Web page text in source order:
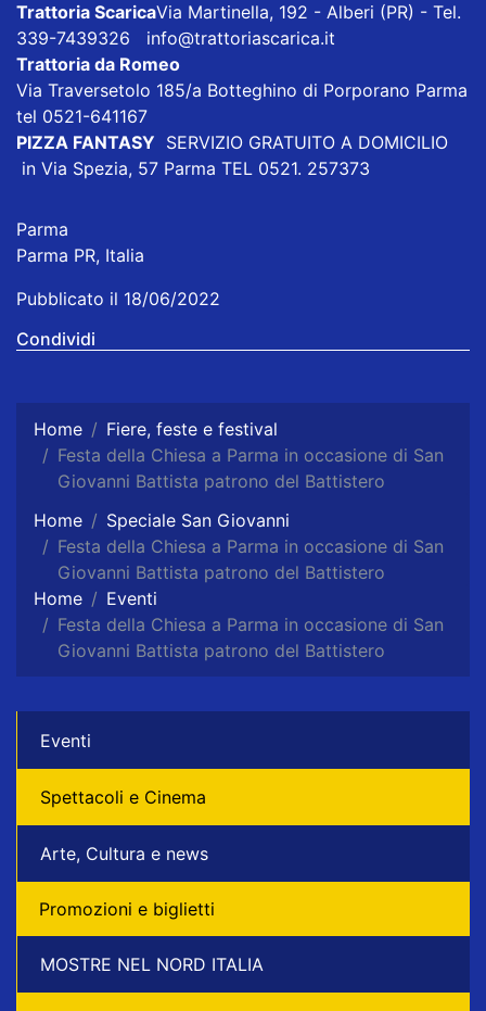
Trattoria ScaricaVia Martinella, 192 - Alberi (PR) - Tel.
339-7439326 info@trattoriascarica.it
Trattoria da Romeo
Via Traversetolo 185/a Botteghino di Porporano Parma
tel 0521-641167
PIZZA FANTASY SERVIZIO GRATUITO A DOMICILIO
in Via Spezia, 57 Parma TEL 0521. 257373
Parma
Parma PR, Italia
Pubblicato il 18/06/2022
Condividi
Home
Fiere, feste e festival
Festa della Chiesa a Parma in occasione di San
Giovanni Battista patrono del Battistero
Home
Speciale San Giovanni
Festa della Chiesa a Parma in occasione di San
Giovanni Battista patrono del Battistero
Home
Eventi
Festa della Chiesa a Parma in occasione di San
Giovanni Battista patrono del Battistero
Eventi
Spettacoli e Cinema
Arte, Cultura e news
Promozioni e biglietti
MOSTRE NEL NORD ITALIA